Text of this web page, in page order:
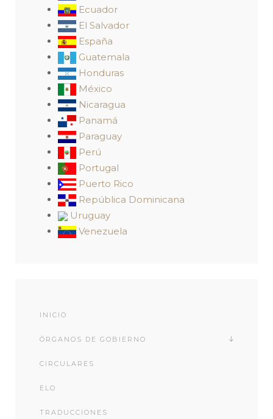
Ecuador
El Salvador
España
Guatemala
Honduras
México
Nicaragua
Panamá
Paraguay
Perú
Portugal
Puerto Rico
República Dominicana
Uruguay
Venezuela
INICIO
ÓRGANOS DE GOBIERNO
CIRCULARES
ELO
TRADUCCIONES